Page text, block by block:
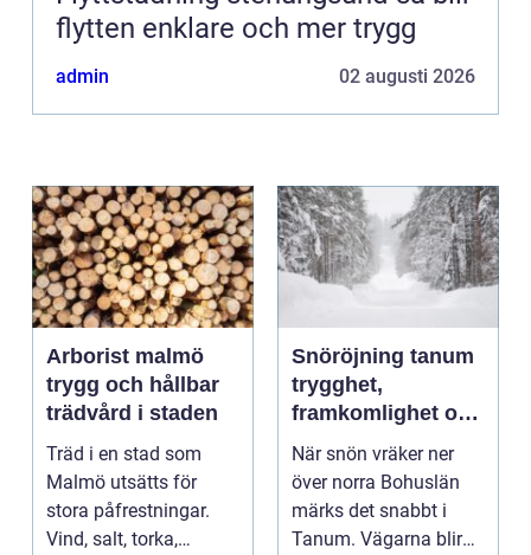
flytten enklare och mer trygg
admin 02 augusti 2026
Arborist malmö
trygg och hållbar
trädvård i staden
Träd i en stad som
Malmö utsätts för
stora påfrestningar.
Vind, salt, torka,
Snöröjning tanum
trygghet,
framkomlighet och
mindre stress i
vintern
När snön vräker ner
över norra Bohuslän
märks det snabbt i
Tanum. Vägarna blir